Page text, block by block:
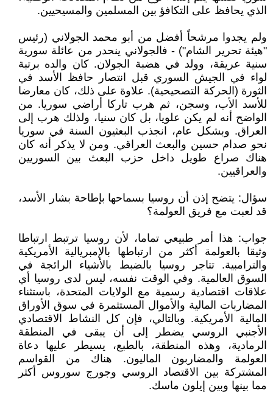
الذي يحافظ على التكافؤ بين المسلمين والمسيحيين.
ولم يجدوا مرشحاً أفضل من أبو محمد الجولاني (رئيس
"هيئة تحرير الشام") - فالجولاني ينحدر من عائلة سورية
سنية عريقة، وولد في هضبة الجولان. كان والده برتبة
لواء في الجيش السوري قبل انتصار حافظ الأسد في
الثورة (الحركة التصحيحية). علاوة على ذلك، كان معارضا
للأسد الأب، وسجن، ثم هرب تاركا أراضي سوريا. من
الواضح أنه لم يكن علويا، بل كان سنيا، ولذلك هرب إلى
العراق. وبشكل عام، انجذب البعثيون السنة في سوريا
نحو صدام حسين والبعث العراقي. ومن لا يذكر أنه كان
هناك صراع طويل داخل حزب البعث بين السوريين
والعراقيين.
سؤال: يتضح إذن أن روسيا بسماحها بإطاحة بشار الأسد،
قد لعبت مع فريق العولمة؟
جواب: هذا أمر طبيعي تماما، لأن روسيا ترتبط ارتباطا
وثيقا بالعولمة أكثر من ارتباطها بالإمبريالية الأمريكية
والترامبية. تتاجر روسيا بالضبط بالأشياء الرائجة في
السوق العالمية. وفي الوقت نفسه، ليس لدى روسيا أي
علاقات اقتصادية رسمية مع الولايات المتحدة، باستثناء
المضاربات المالية والأموال المستثمرة في سوق الأوراق
المالية الأمريكية. وبالتالي، فإن كل النشاط الاقتصادي
الأجنبي الروسي يضطر إلى أن يبقى في المنطقة
الرمادية، وهذه المنطقة، بالطبع، يسيطر عليها دعاة
العولمة والمضاربون الماليون. هناك من القواسم
المشتركة بين الاقتصاد الروسي وجورج سوروس أكثر
مما بينها وبين إيلون ماسك.